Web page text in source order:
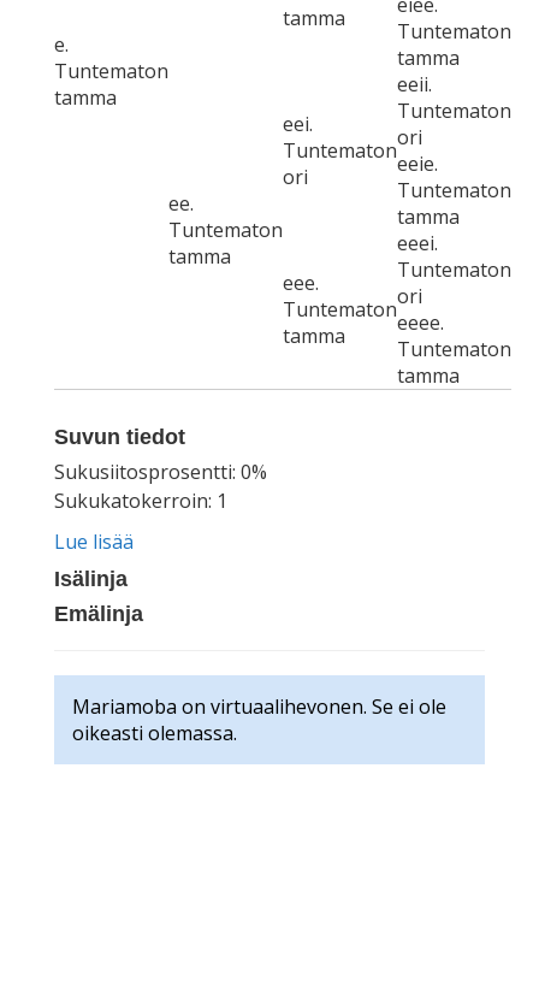
e.
Tuntematon
tamma
tamma
Tuntematon
tamma
ee.
Tuntematon
tamma
eei.
Tuntematon
ori
eeii.
Tuntematon
ori
eeie.
Tuntematon
tamma
eee.
Tuntematon
tamma
eeei.
Tuntematon
ori
eeee.
Tuntematon
tamma
Suvun tiedot
Sukusiitosprosentti: 0%
Sukukatokerroin: 1
Lue lisää
Isälinja
Emälinja
Mariamoba on virtuaalihevonen. Se ei ole
oikeasti olemassa.